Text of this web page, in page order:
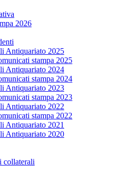
2026
Antiquariato 2025
stampa 2025
Antiquariato 2024
stampa 2024
Antiquariato 2023
stampa 2023
Antiquariato 2022
stampa 2022
Antiquariato 2021
Antiquariato 2020
collaterali